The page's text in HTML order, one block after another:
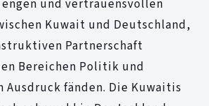
und vertrauensvollen
Kuwait und Deutschland,
Partnerschaft
Bereichen Politik und
fänden. Die Kuwaitis